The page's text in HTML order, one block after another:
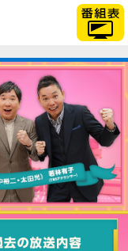
「TBSテレビ」トップ